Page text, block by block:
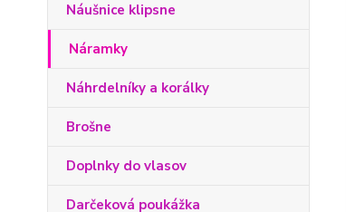
Náušnice klipsne
Náramky
Náhrdelníky a korálky
Brošne
Doplnky do vlasov
Darčeková poukážka